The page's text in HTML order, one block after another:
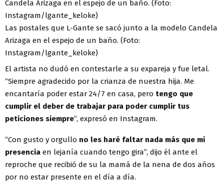
Las postales que L-Gante se sacó junto a la modelo Candela
Arizaga en el espejo de un baño. (Foto:
Instagram/lgante_keloke)
El artista no dudó en contestarle a su expareja y fue letal.
“Siempre agradecido por la crianza de nuestra hija. Me
encantaría poder estar 24/7 en casa, pero tengo que
cumplir el deber de trabajar para poder cumplir tus
peticiones siempre”, expresó en Instagram.
“Con gusto y orgullo no les haré faltar nada más que mi
presencia en lejanía cuando tengo gira”, dijo él ante el
reproche que recibió de su la mamá de la nena de dos años
por no estar presente en el día a día.